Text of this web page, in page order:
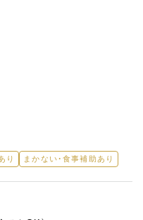
り まかない・食事補助あり